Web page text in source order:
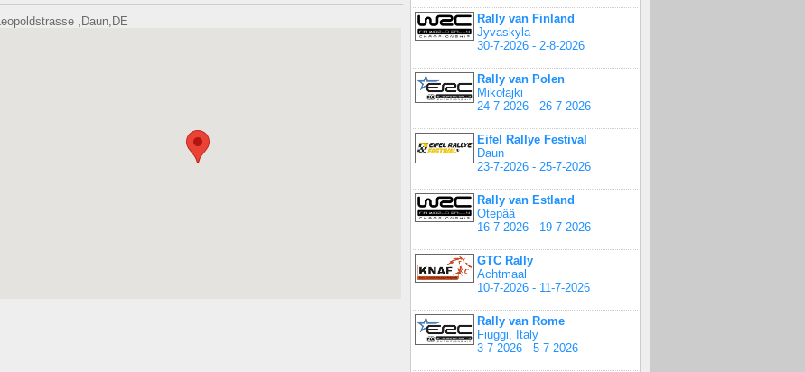
Leopoldstrasse ,Daun,DE
Rally van Finland
Jyvaskyla
30-7-2026 - 2-8-2026
Rally van Polen
Mikołajki
24-7-2026 - 26-7-2026
Eifel Rallye Festival
Daun
23-7-2026 - 25-7-2026
Rally van Estland
Otepää
16-7-2026 - 19-7-2026
GTC Rally
Achtmaal
10-7-2026 - 11-7-2026
Rally van Rome
Fiuggi, Italy
3-7-2026 - 5-7-2026